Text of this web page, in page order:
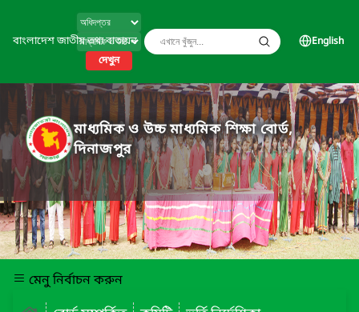
বাংলাদেশ জাতীয় তথ্য বাতায়ন
দেখুন
English
মাধ্যমিক ও উচ্চ মাধ্যমিক শিক্ষা বোর্ড,
দিনাজপুর
মেনু নির্বাচন করুন